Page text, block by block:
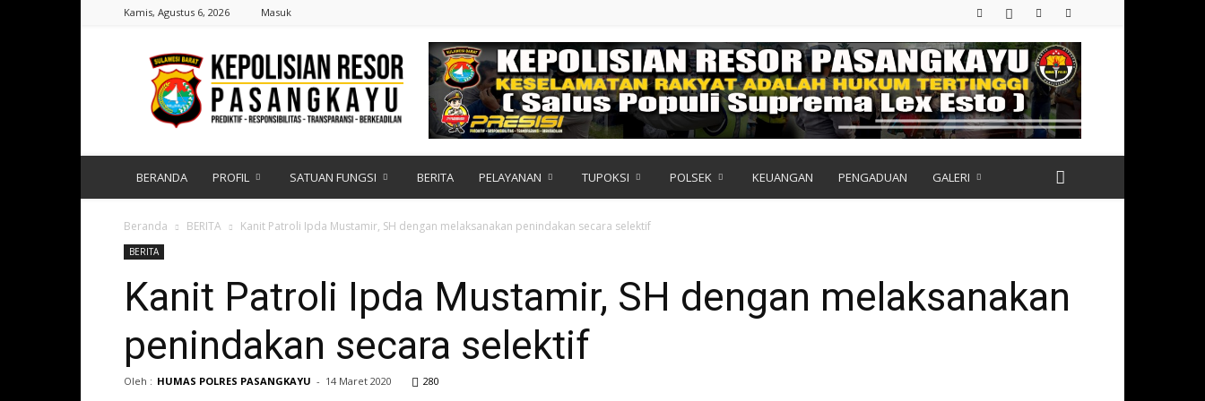
Kamis, Agustus 6, 2026 Masuk
Polres
Pasangkayu
|
Sulawesi
Barat
BERANDA PROFIL SATUAN FUNGSI BERITA PELAYANAN TUPOKSI POLSEK KEUANGAN PENGADUAN GALERI
Beranda BERITA Kanit Patroli Ipda Mustamir, SH dengan melaksanakan penindakan secara selektif
BERITA
Kanit Patroli Ipda Mustamir, SH dengan melaksanakan
penindakan secara selektif
Oleh : HUMAS POLRES PASANGKAYU - 14 Maret 2020 280